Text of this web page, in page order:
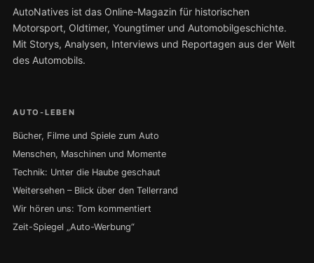
AutoNatives ist das Online-Magazin für historischen
Motorsport, Oldtimer, Youngtimer und Automobilgeschichte.
Mit Storys, Analysen, Interviews und Reportagen aus der Welt
des Automobils.
AUTO-LEBEN
Bücher, Filme und Spiele zum Auto
Menschen, Maschinen und Momente
Technik: Unter die Haube geschaut
Weitersehen – Blick über den Tellerrand
Wir hören uns: Tom kommentiert
Zeit-Spiegel „Auto-Werbung“